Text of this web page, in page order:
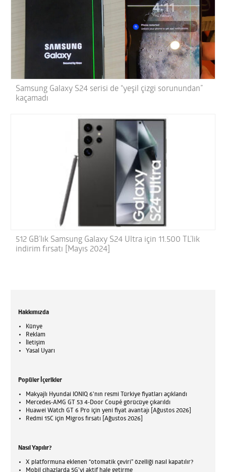
Samsung Galaxy S24 serisi de “yeşil çizgi sorunundan”
kaçamadı
512 GB’lık Samsung Galaxy S24 Ultra için 11.500 TL’lik
indirim fırsatı [Mayıs 2024]
Hakkımızda
Künye
Reklam
İletişim
Yasal Uyarı
Popüler İçerikler
Makyajlı Hyundai IONIQ 6'nın resmi Türkiye fiyatları açıklandı
Mercedes-AMG GT 53 4-Door Coupé görücüye çıkarıldı
Huawei Watch GT 6 Pro için yeni fiyat avantajı [Ağustos 2026]
Redmi 15C için Migros fırsatı [Ağustos 2026]
Nasıl Yapılır?
X platformuna eklenen “otomatik çeviri” özelliği nasıl kapatılır?
Mobil cihazlarda 5G’yi aktif hale getirme